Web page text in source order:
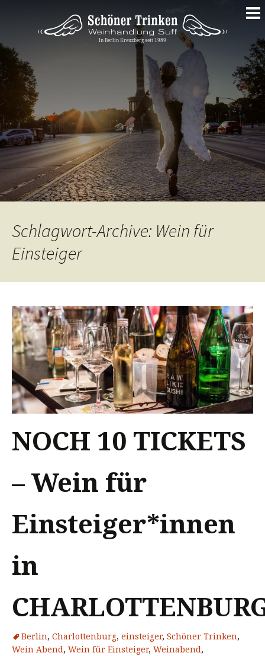
zum
Inhalt
Schlagwort-Archive: Wein für
Einsteiger
NOCH 10 TICKETS
– Wein für
Einsteiger*innen
in
Berlin, Charlottenburg, einsteiger, Schöner Trinken,
Wein Abend, Wein für Einsteiger, Weinabend,